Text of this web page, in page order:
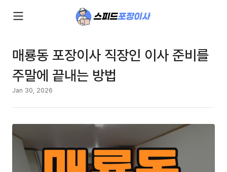
매룡동 포장이사 직장인 이사 준비를
주말에 끝내는 방법
Jan 30, 2026